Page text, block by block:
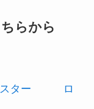
らから
ター
ロ